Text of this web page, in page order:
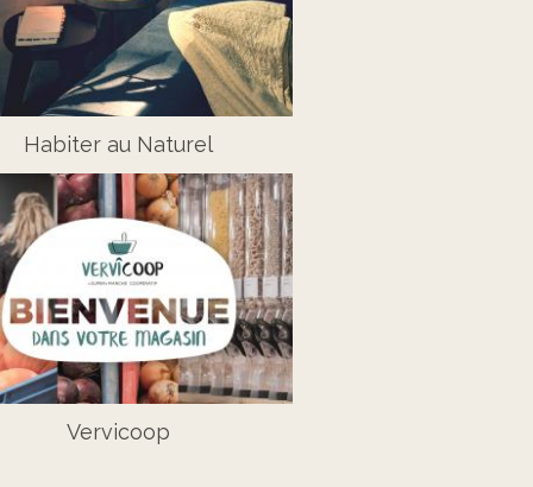
Habiter au Naturel
Vervicoop